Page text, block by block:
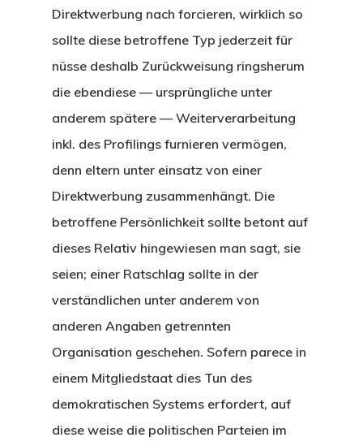
Direktwerbung nach forcieren, wirklich so
sollte diese betroffene Typ jederzeit für
nüsse deshalb Zurückweisung ringsherum
die ebendiese — ursprüngliche unter
anderem spätere — Weiterverarbeitung
inkl. des Profilings furnieren vermögen,
denn eltern unter einsatz von einer
Direktwerbung zusammenhängt. Die
betroffene Persönlichkeit sollte betont auf
dieses Relativ hingewiesen man sagt, sie
seien; einer Ratschlag sollte in der
verständlichen unter anderem von
anderen Angaben getrennten
Organisation geschehen. Sofern parece in
einem Mitgliedstaat dies Tun des
demokratischen Systems erfordert, auf
diese weise die politischen Parteien im